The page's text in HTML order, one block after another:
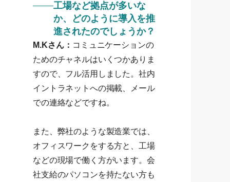
工場など拠点が多いな
か、どのように導入を推
進されたのでしょうか？
M.Kさん： コミュニケーションの
ためのチャネルはいくつかありま
すので、フル活用しました。社内
イントラネットへの掲載、メール
での連絡などですね。
また、弊社のような製造業では、
オフィスワークをする方と、工場
などの現場で働く方がいます。会
社支給のパソコンを持たない方も